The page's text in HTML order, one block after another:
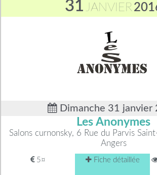
31 JANVIER
Dimanche 31 janvier
Les Anonymes
Salons curnonsky, 6 Rue du Parvis
Angers
5¤ Fiche détaillée